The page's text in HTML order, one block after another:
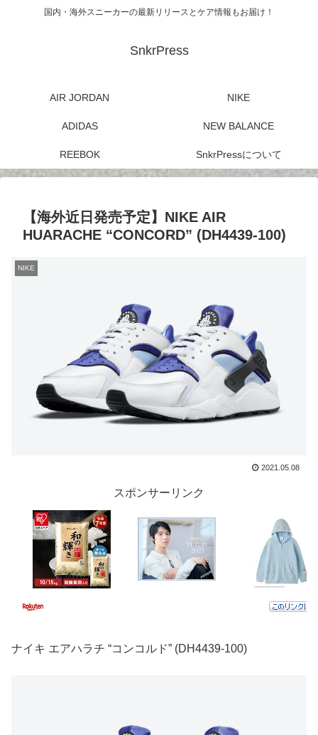
国内・海外スニーカーの最新リリースとケア情報もお届け！
SnkrPress
AIR JORDAN NIKE
ADIDAS NEW BALANCE
REEBOK SnkrPressについて
【海外近日発売予定】NIKE AIR
HUARACHE “CONCORD” (DH4439-100)
NIKE
2021.05.08
スポンサーリンク
ナイキ エアハラチ “コンコルド” (DH4439-100)